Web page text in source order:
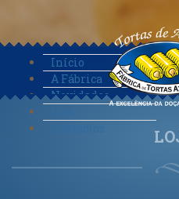
Início
A Fábrica
Novidades